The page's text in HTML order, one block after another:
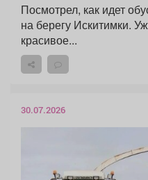
Посмотрел, как идет
на берегу Искитимки.
красивое...
30.07.2026